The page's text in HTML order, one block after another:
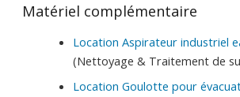
Matériel complémentaire
Location Aspirateur industriel
(Nettoyage & Traitement de
Location Goulotte pour